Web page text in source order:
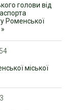
голови від
Роменської
міської